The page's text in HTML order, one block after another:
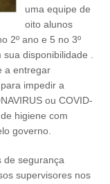
uma equipe de
oito alunos
2º ano e 5 no 3º
disponibilidade .
a entregar
impedir a
ou COVID-
higiene com
governo.
de segurança
supervisores nos